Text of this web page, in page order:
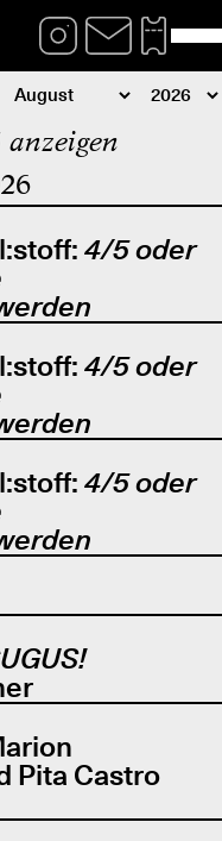
4/5 oder
4/5 oder
4/5 oder
Pita Castro